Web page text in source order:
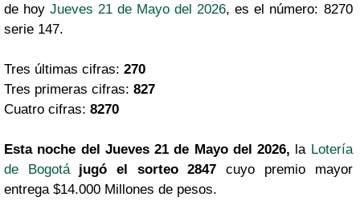
de hoyJueves 21 de Mayo del 2026, es el número: 8270
serie 147.
Tres últimas cifras: 270
Tres primeras cifras: 827
Cuatro cifras: 8270
Esta noche del Jueves 21 de Mayo del 2026, la Lotería
de Bogotá
jugó el sorteo 2847 cuyo premio mayor
entrega $14.000 Millones de pesos.